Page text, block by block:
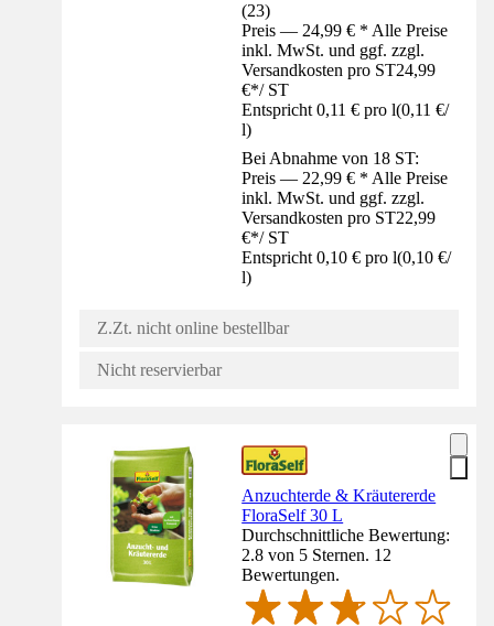
(23)
Preis — 24,99 € * Alle Preise
inkl. MwSt. und ggf. zzgl.
Versandkosten pro ST24,99
€*/ ST
Entspricht 0,11 € pro l(0,11 €/
l)
Bei Abnahme von 18 ST:
Preis — 22,99 € * Alle Preise
inkl. MwSt. und ggf. zzgl.
Versandkosten pro ST22,99
€*/ ST
Entspricht 0,10 € pro l(0,10 €/
l)
Z.Zt. nicht online bestellbar
Nicht reservierbar
Anzuchterde & Kräutererde
FloraSelf 30 L
Durchschnittliche Bewertung:
2.8 von 5 Sternen. 12
Bewertungen.